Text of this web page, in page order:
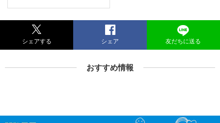
シェアする シェア 友だちに送る
おすすめ情報